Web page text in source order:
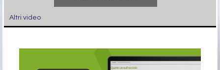
Altri video